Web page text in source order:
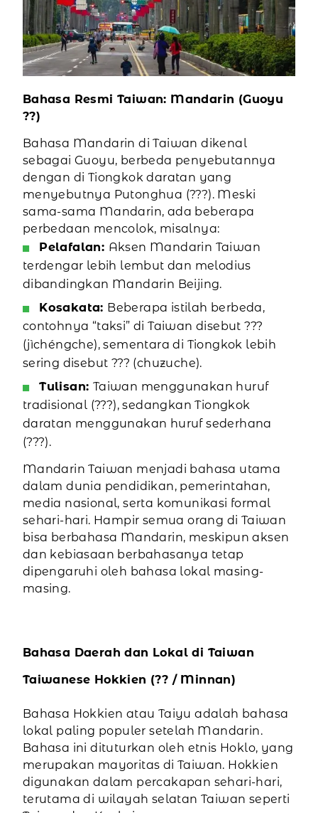
Bahasa Resmi Taiwan: Mandarin (Guoyu
??)
Bahasa Mandarin di Taiwan dikenal
sebagai Guoyu, berbeda penyebutannya
dengan di Tiongkok daratan yang
menyebutnya Putonghua (???). Meski
sama-sama Mandarin, ada beberapa
perbedaan mencolok, misalnya:
Pelafalan: Aksen Mandarin Taiwan
terdengar lebih lembut dan melodius
dibandingkan Mandarin Beijing.
Kosakata: Beberapa istilah berbeda,
contohnya “taksi” di Taiwan disebut ???
(jìchéngche), sementara di Tiongkok lebih
sering disebut ??? (chuzuche).
Tulisan: Taiwan menggunakan huruf
tradisional (???), sedangkan Tiongkok
daratan menggunakan huruf sederhana
(???).
Mandarin Taiwan menjadi bahasa utama
dalam dunia pendidikan, pemerintahan,
media nasional, serta komunikasi formal
sehari-hari. Hampir semua orang di Taiwan
bisa berbahasa Mandarin, meskipun aksen
dan kebiasaan berbahasanya tetap
dipengaruhi oleh bahasa lokal masing-
masing.
Bahasa Daerah dan Lokal di Taiwan
Taiwanese Hokkien (?? / Minnan)
Bahasa Hokkien atau Taiyu adalah bahasa
lokal paling populer setelah Mandarin.
Bahasa ini dituturkan oleh etnis Hoklo, yang
merupakan mayoritas di Taiwan. Hokkien
digunakan dalam percakapan sehari-hari,
terutama di wilayah selatan Taiwan seperti